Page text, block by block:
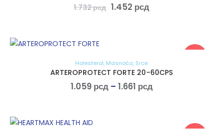
1.732рсд 1.452 рсд
Holesterol, Masnoća, Srce
ARTEROPROTECT FORTE 20-60CPS
1.059 рсд – 1.661 рсд